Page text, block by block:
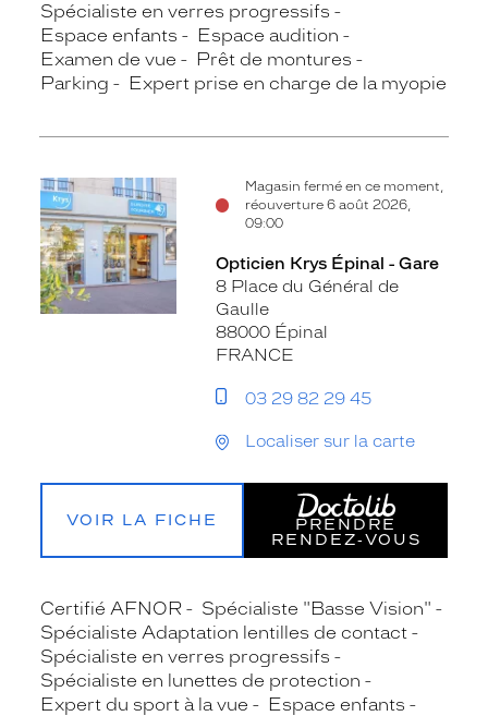
Spécialiste en verres progressifs
Espace enfants
Espace audition
Examen de vue
Prêt de montures
Parking
Expert prise en charge de la myopie
Magasin fermé en ce moment,
réouverture 6 août 2026,
09:00
Opticien Krys Épinal - Gare
8 Place du Général de
Gaulle
88000 Épinal
FRANCE
03 29 82 29 45
Localiser sur la carte
VOIR LA FICHE
PRENDRE
RENDEZ‑VOUS
Certifié AFNOR
Spécialiste "Basse Vision"
Spécialiste Adaptation lentilles de contact
Spécialiste en verres progressifs
Spécialiste en lunettes de protection
Expert du sport à la vue
Espace enfants